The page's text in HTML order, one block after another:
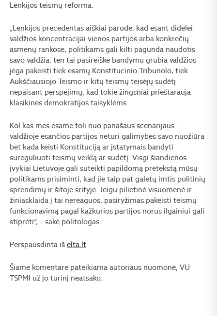
Lenkijos teismų reforma.
„Lenkijos precedentas aiškiai parodė, kad esant didelei
valdžios koncentracijai vienos partijos arba konkrečių
asmenų rankose, politikams gali kilti pagunda naudotis
savo valdžia: ten tai pasireiškė bandymu grubia valdžios
jėga pakeisti tiek esamų Konstitucinio Tribunolo, tiek
Aukščiausiojo Teismo ir kitų teismų teisėjų sudėtį
nepaisant perspėjimų, kad tokie žingsniai prieštarauja
klasikinės demokratijos taisyklėms.
Kol kas mes esame toli nuo panašaus scenarijaus –
valdžioje esančios partijos neturi galimybės savo nuožiūra
bet kada keisti Konstituciją ar įstatymais bandyti
sureguliuoti teismų veiklą ar sudėtį. Visgi šiandienos
įvykiai Lietuvoje gali suteikti papildomą pretekstą mūsų
politikams prisiminti, kad jie taip pat galėtų imtis politinių
sprendimų ir šitoje srityje. Jeigu pilietinė visuomenė ir
žiniasklaida į tai nereaguos, pasiryžimas pakeisti teismų
funkcionavimą pagal kažkurios partijos norus ilgainiui gali
stiprėti“, – sakė politologas.
Perspausdinta iš elta.lt
Šiame komentare pateikiama autoriaus nuomonė, VU
TSPMI už jo turinį neatsako.